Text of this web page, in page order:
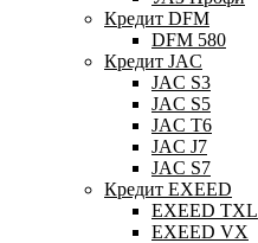
Кредит DFM
DFM 580
Кредит JAC
JAC S3
JAC S5
JAC T6
JAC J7
JAC S7
Кредит EXEED
EXEED TXL
EXEED VX